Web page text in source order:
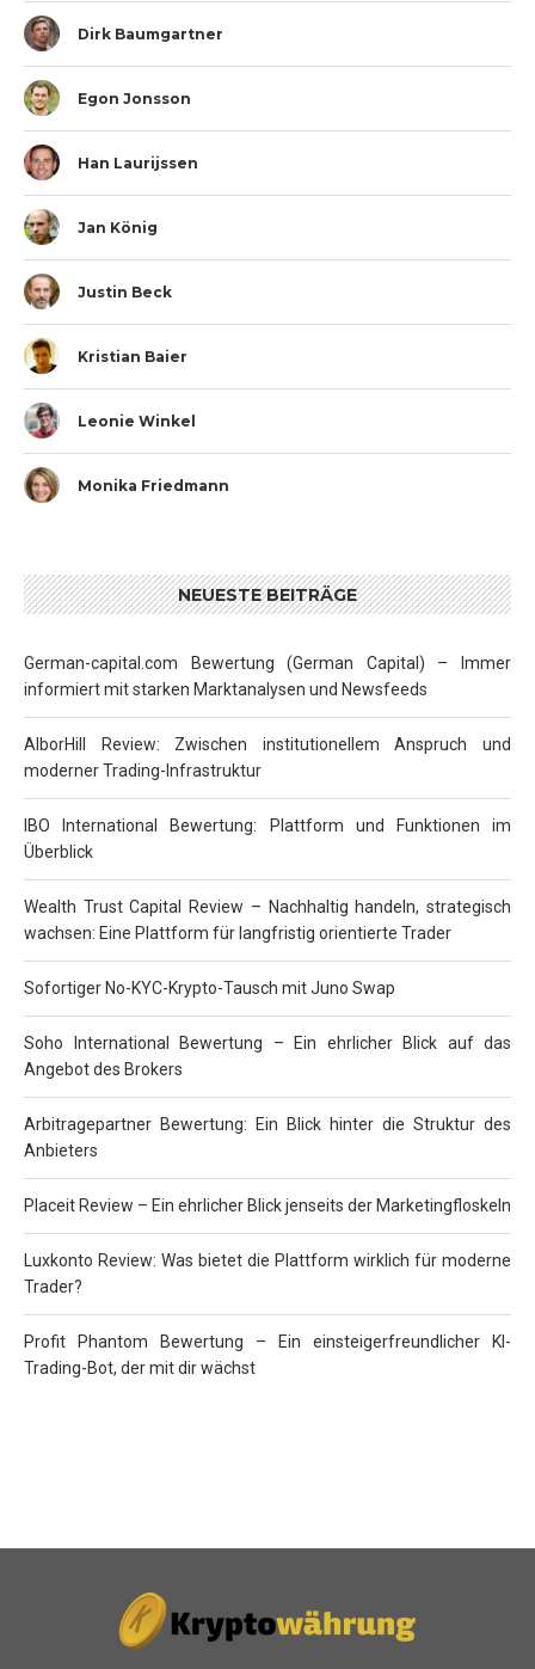
Dirk Baumgartner
Egon Jonsson
Han Laurijssen
Jan König
Justin Beck
Kristian Baier
Leonie Winkel
Monika Friedmann
NEUESTE BEITRÄGE
German-capital.com Bewertung (German Capital) – Immer
informiert mit starken Marktanalysen und Newsfeeds
AlborHill Review: Zwischen institutionellem Anspruch und
moderner Trading-Infrastruktur
IBO International Bewertung: Plattform und Funktionen im
Überblick
Wealth Trust Capital Review – Nachhaltig handeln, strategisch
wachsen: Eine Plattform für langfristig orientierte Trader
Sofortiger No-KYC-Krypto-Tausch mit Juno Swap
Soho International Bewertung – Ein ehrlicher Blick auf das
Angebot des Brokers
Arbitragepartner Bewertung: Ein Blick hinter die Struktur des
Anbieters
Placeit Review – Ein ehrlicher Blick jenseits der Marketingfloskeln
Luxkonto Review: Was bietet die Plattform wirklich für moderne
Trader?
Profit Phantom Bewertung – Ein einsteigerfreundlicher KI-
Trading-Bot, der mit dir wächst